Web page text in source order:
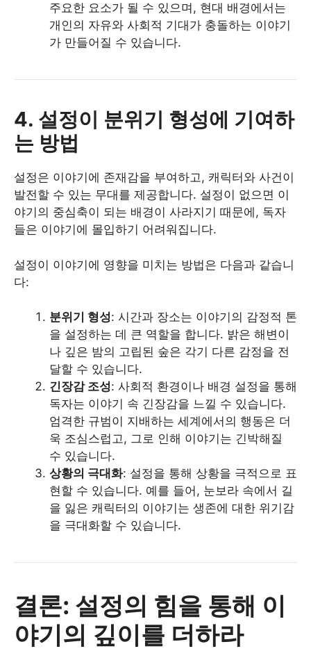
주요한 요소가 될 수 있으며, 현대 배경에서는
개인의 자유와 사회적 기대가 충돌하는 이야기
가 만들어질 수 있습니다.
4. 설정이 분위기 형성에 기여하
는 방법
설정은 이야기에 존재감을 부여하고, 캐릭터와 사건이
발전할 수 있는 무대를 제공합니다. 설정이 없으면 이
야기의 중심축이 되는 배경이 사라지기 때문에, 독자
들은 이야기에 몰입하기 어려워집니다.
설정이 이야기에 영향을 미치는 방법은 다음과 같습니
다:
분위기 형성: 시간과 장소는 이야기의 감정적 톤
을 설정하는 데 큰 역할을 합니다. 밝은 해변이
나 깊은 밤의 고립된 숲은 각기 다른 감정을 전
달할 수 있습니다.
긴장감 조성: 사회적 환경이나 배경 설정을 통해
독자는 이야기 속 긴장감을 느낄 수 있습니다.
엄격한 규범이 지배하는 세계에서의 행동은 더
욱 조심스럽고, 그로 인해 이야기는 긴박해질
수 있습니다.
상황의 극대화: 설정을 통해 상황을 극적으로 표
현할 수 있습니다. 예를 들어, 눈보라 속에서 길
을 잃은 캐릭터의 이야기는 생존에 대한 위기감
을 극대화할 수 있습니다.
결론: 설정의 힘을 통해 이
야기의 깊이를 더하라